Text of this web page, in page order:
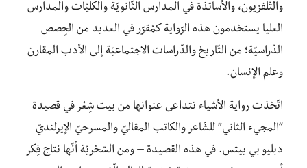
والتّلفزيون، والأساتذة في المدارس الثّانويّة والكليّات والمدارس
العليا يستخدمون هذه الرّواية كمُقرّر في العديد من الحِصص
الدّراسيّة؛ من التّاريخ والدّراسات الاجتماعيّة إلى الأدب المقارن
وعلم الإنسان.
اتّخذت رواية الأشياء تتداعى عنوانها من بيت شِعْر في قصيدة
“المجيء الثاني” للشّاعر والكاتب المقاليّ والمسرحيّ الإيرلنديّ
دبليو بي ييتس. في هذه القصيدة – ومن السّخريّة أنّها نتاج فِكر